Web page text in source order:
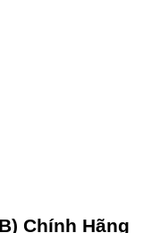
Chính Hãng